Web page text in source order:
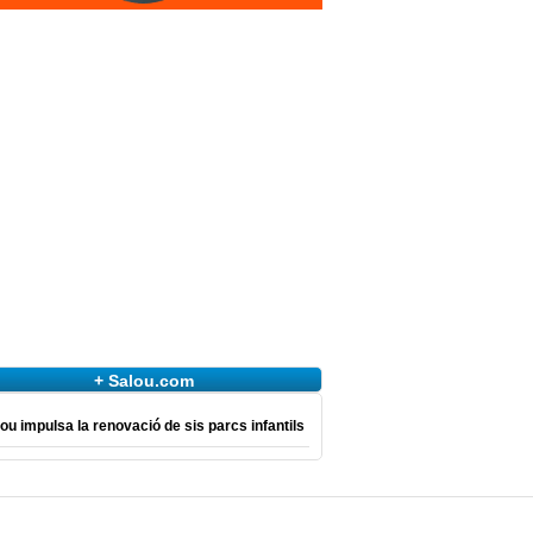
+ Salou.com
impulsa la renovació de sis parcs infantils